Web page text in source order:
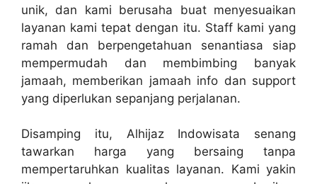
unik, dan kami berusaha buat menyesuaikan
layanan kami tepat dengan itu. Staff kami yang
ramah dan berpengetahuan senantiasa siap
mempermudah dan membimbing banyak
jamaah, memberikan jamaah info dan support
yang diperlukan sepanjang perjalanan.
Disamping itu, Alhijaz Indowisata senang
tawarkan harga yang bersaing tanpa
mempertaruhkan kualitas layanan. Kami yakin